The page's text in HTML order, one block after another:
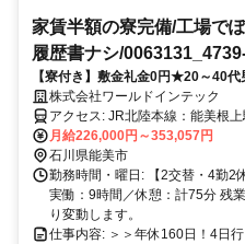
家賃半額の寮完備/工場で
履歴書ナシ/
【寮付き】敷金礼金0円★20～40
験・ブランクOK★面接日に内定ゲ
株式会社ワールドインテック
アクセス: JR北陸本線：能美根上駅より車で20分 ＊無料送迎バスあり
＊車通勤OK ＊交通費規定支給
月給226,000円～353,057円
石川県能美市
勤務時間・曜日: 【2交替・4勤
実働：9時間／休憩：計75分 残
り変動します。
仕事内容: ＞＞年休160日！4日